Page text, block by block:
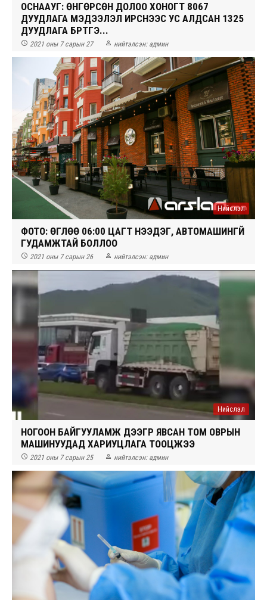
ОСНААУГ: ӨНГӨРСӨН ДОЛОО ХОНОГТ 8067
ДУУДЛАГА МЭДЭЭЛЭЛ ИРСНЭЭС УС АЛДСАН 1325
ДУУДЛАГА БҮРТГЭ...
 2021 оны 7 сарын 27  нийтэлсэн: админ
Нийслэл
ФОТО: ӨГЛӨӨ 06:00 ЦАГТ НЭЭДЭГ, АВТОМАШИНГҮЙ
ГУДАМЖТАЙ БОЛЛОО
 2021 оны 7 сарын 26  нийтэлсэн: админ
Нийслэл
НОГООН БАЙГУУЛАМЖ ДЭЭГҮҮР ЯВСАН ТОМ ОВРЫН
МАШИНУУДАД ХАРИУЦЛАГА ТООЦЖЭЭ
 2021 оны 7 сарын 25  нийтэлсэн: админ